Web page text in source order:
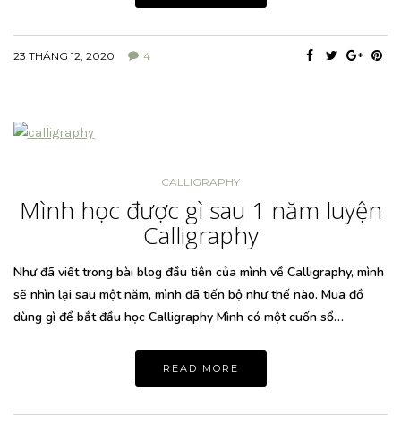
23 THÁNG 12, 2020 4
CALLIGRAPHY
Mình học được gì sau 1 năm luyện
Calligraphy
Như đã viết trong bài blog đầu tiên của mình về Calligraphy, mình
sẽ nhìn lại sau một năm, mình đã tiến bộ như thế nào. Mua đồ
dùng gì để bắt đầu học Calligraphy Mình có một cuốn sổ…
READ MORE